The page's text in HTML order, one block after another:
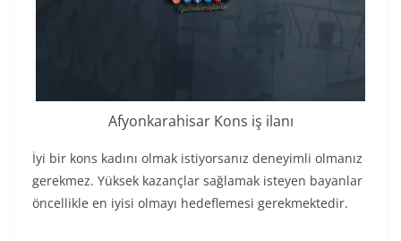
Afyonkarahisar Kons iş ilanı
İyi bir kons kadını olmak istiyorsanız deneyimli olmanız
gerekmez. Yüksek kazançlar sağlamak isteyen bayanlar
öncellikle en iyisi olmayı hedeflemesi gerekmektedir.